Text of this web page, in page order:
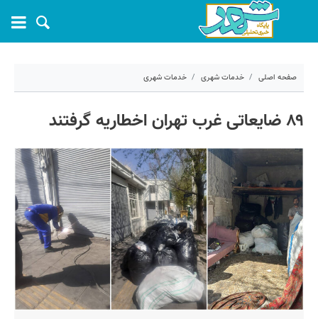
صفحه اصلی خدمات شهری خدمات شهری
۸۹ ضایعاتی غرب تهران اخطاریه گرفتند